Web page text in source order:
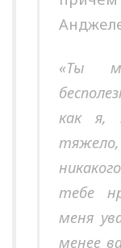
«Ты
как я,
тебе
меня
менее